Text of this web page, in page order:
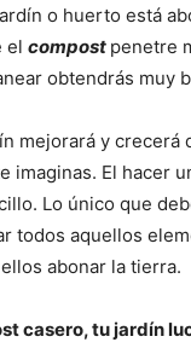
o huerto está
el compost penetre
obtendrás muy
mejorará y crecerá
imaginas. El hacer
Lo único que
todos aquellos
abonar la tierra.
casero, tu jardín